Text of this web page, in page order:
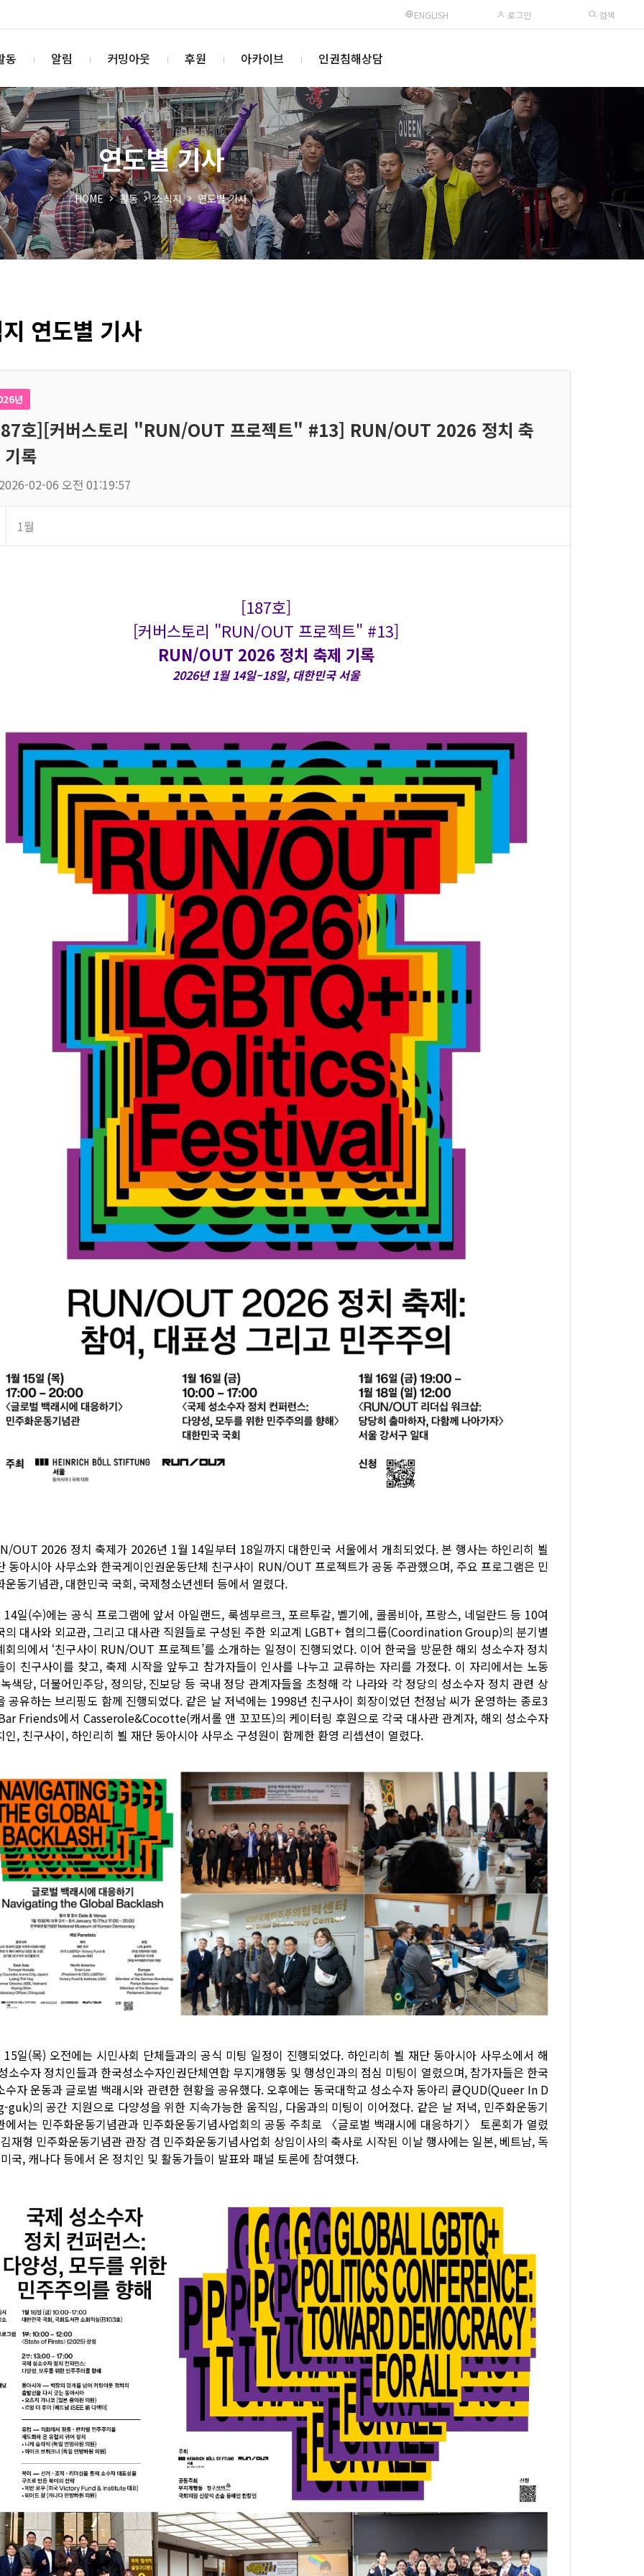
ENGLISH 로그인 검색
동 알림 커밍아웃 후원 아카이브 인권침해상담
연도별 기사
HOME 활동 소식지 연도별 기사
연도별 기사
년
호][커버스토리 "RUN/OUT 프로젝트" #13] RUN/OUT 2026 정치 축
록
2026-02-06 오전 01:19:57
1월
[187호]
[커버스토리 "RUN/OUT 프로젝트" #13]
RUN/OUT 2026 정치 축제 기록
2026년 1월 14일–18일, 대한민국 서울
OUT 2026 정치 축제가 2026년 1월 14일부터 18일까지 대한민국 서울에서 개최되었다. 본 행사는 하인리히 뵐
동아시아 사무소와 한국게이인권운동단체 친구사이 RUN/OUT 프로젝트가 공동 주관했으며, 주요 프로그램은 민
운동기념관, 대한민국 국회, 국제청소년센터 등에서 열렸다.
14일(수)에는 공식 프로그램에 앞서 아일랜드, 룩셈부르크, 포르투갈, 벨기에, 콜롬비아, 프랑스, 네덜란드 등 10여
의 대사와 외교관, 그리고 대사관 직원들로 구성된 주한 외교계 LGBT+ 협의그룹(Coordination Group)의 분기별
회의에서 ‘친구사이 RUN/OUT 프로젝트’를 소개하는 일정이 진행되었다. 이어 한국을 방문한 해외 성소수자 정치
이 친구사이를 찾고, 축제 시작을 앞두고 참가자들이 인사를 나누고 교류하는 자리를 가졌다. 이 자리에서는 노동
색당, 더불어민주당, 정의당, 진보당 등 국내 정당 관계자들을 초청해 각 나라와 각 정당의 성소수자 정치 관련 상
공유하는 브리핑도 함께 진행되었다. 같은 날 저녁에는 1998년 친구사이 회장이었던 천정남 씨가 운영하는 종로3
Friends에서 Casserole&Cocotte(캐서롤 앤 꼬꼬뜨)의 케이터링 후원으로 각국 대사관 관계자, 해외 성소수자
인, 친구사이, 하인리히 뵐 재단 동아시아 사무소 구성원이 함께한 환영 리셉션이 열렸다.
15일(목) 오전에는 시민사회 단체들과의 공식 미팅 일정이 진행되었다. 하인리히 뵐 재단 동아시아 사무소에서 해
소수자 정치인들과 한국성소수자인권단체연합 무지개행동 및 행성인과의 점심 미팅이 열렸으며, 참가자들은 한국
수자 운동과 글로벌 백래시와 관련한 현황을 공유했다. 오후에는 동국대학교 성소수자 동아리 큗QUD(Queer In D
guk)의 공간 지원으로 다양성을 위한 지속가능한 움직임, 다움과의 미팅이 이어졌다. 같은 날 저녁, 민주화운동기
에서는 민주화운동기념관과 민주화운동기념사업회의 공동 주최로 〈글로벌 백래시에 대응하기〉 토론회가 열렸
재형 민주화운동기념관 관장 겸 민주화운동기념사업회 상임이사의 축사로 시작된 이날 행사에는 일본, 베트남, 독
국, 캐나다 등에서 온 정치인 및 활동가들이 발표와 패널 토론에 참여했다.